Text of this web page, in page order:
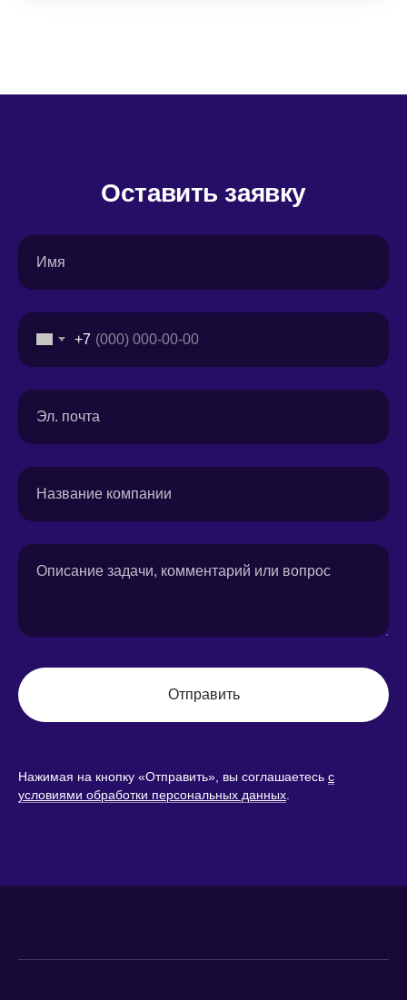
Оставить заявку
Имя
+7
Эл. почта
Название компании
Описание задачи, комментарий или вопрос
Отправить
Нажимая на кнопку «Отправить», вы соглашаетесь с
условиями обработки персональных данных